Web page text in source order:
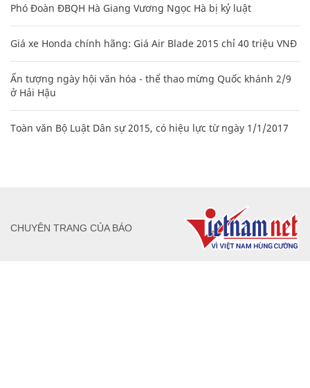
Phó Đoàn ĐBQH Hà Giang Vương Ngọc Hà bị kỷ luật
Giá xe Honda chính hãng: Giá Air Blade 2015 chỉ 40 triệu VNĐ
Ấn tượng ngày hội văn hóa - thể thao mừng Quốc khánh 2/9
ở Hải Hậu
Toàn văn Bộ Luật Dân sự 2015, có hiệu lực từ ngày 1/1/2017
CHUYÊN TRANG CỦA BÁO